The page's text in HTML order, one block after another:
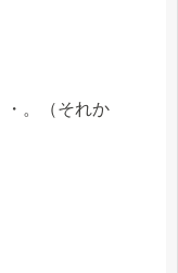
・。（それか